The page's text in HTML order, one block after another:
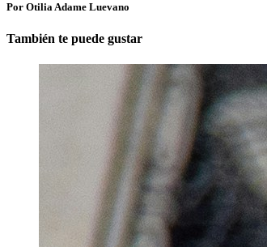
Por Otilia Adame Luevano
También te puede gustar